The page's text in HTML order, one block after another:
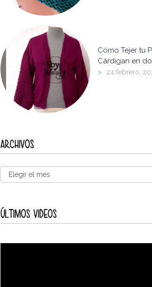
Cómo Tejer tu
Cárdigan en
> 24 febrero,
ARCHIVOS
ÚLTIMOS VIDEOS